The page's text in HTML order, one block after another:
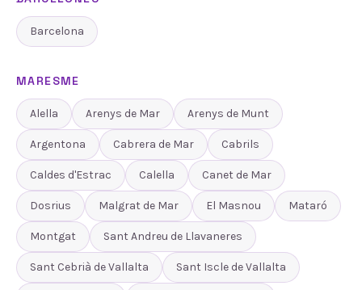
Barcelona
MARESME
Alella Arenys de Mar Arenys de Munt
Argentona Cabrera de Mar Cabrils
Caldes d'Estrac Calella Canet de Mar
Dosrius Malgrat de Mar El Masnou Mataró
Montgat Sant Andreu de Llavaneres
Sant Cebrià de Vallalta Sant Iscle de Vallalta